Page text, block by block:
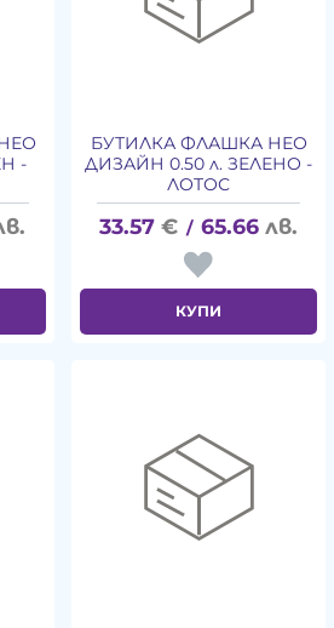
-
БУТИЛКА ФЛАШКА НЕО
ДИЗАЙН 0.50 л. ЗЕЛЕНО -
ЛОТОС
33.57 € / 65.66 лв.
КУПИ